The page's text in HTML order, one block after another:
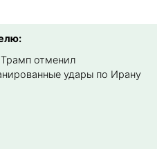
Трамп отменил
удары по Ирану